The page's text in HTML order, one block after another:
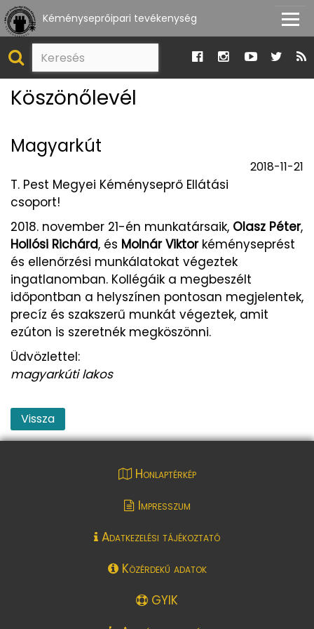
Kéményseprőipari tevékenység
Köszönőlevél
Magyarkút
2018-11-21
T. Pest Megyei Kéményseprő Ellátási
csoport!
2018. november 21-én munkatársaik, Olasz Péter,
Hollósi Richárd, és Molnár Viktorkéményseprést
és ellenőrzési munkálatokat végeztek
ingatlanomban. Kollégáik a megbeszélt
időpontban a helyszínen pontosan megjelentek,
precíz és szakszerű munkát végeztek, amit
ezúton is szeretnék megköszönni.
Üdvözlettel:
magyarkúti lakos
Vissza
Honlaptérkép
Impresszum
Adatkezelési tájékoztató
Közérdekű adatok
GYIK